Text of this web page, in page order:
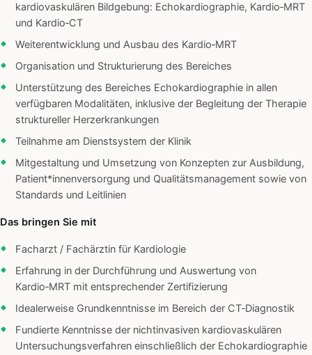
kardiovaskulären Bildgebung: Echokardiographie, Kardio‑MRT
und Kardio‑CT
Weiterentwicklung und Ausbau des Kardio‑MRT
Organisation und Strukturierung des Bereiches
Unterstützung des Bereiches Echokardiographie in allen
verfügbaren Modalitäten, inklusive der Begleitung der Therapie
struktureller Herzerkrankungen
Teilnahme am Dienstsystem der Klinik
Mitgestaltung und Umsetzung von Konzepten zur Ausbildung,
Patient*innenversorgung und Qualitätsmanagement sowie von
Standards und Leitlinien
Das bringen Sie mit
Facharzt / Fachärztin für Kardiologie
Erfahrung in der Durchführung und Auswertung von
Kardio‑MRT mit entsprechender Zertifizierung
Idealerweise Grundkenntnisse im Bereich der CT‑Diagnostik
Fundierte Kenntnisse der nichtinvasiven kardiovaskulären
Untersuchungsverfahren einschließlich der Echokardiographie